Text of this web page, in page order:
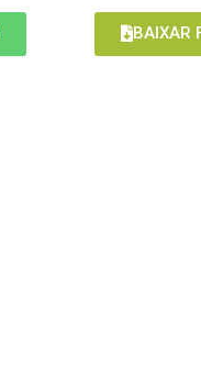
BAIXAR